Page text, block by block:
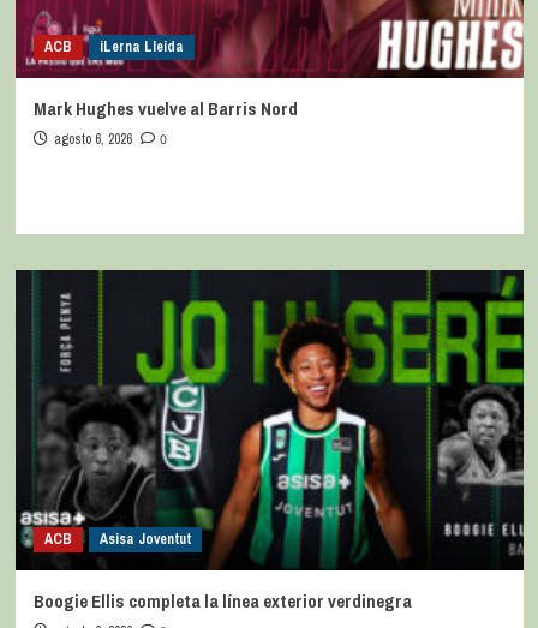
ACB iLerna Lleida
Mark Hughes vuelve al Barris Nord
agosto 6, 2026 0
ACB Asisa Joventut
Boogie Ellis completa la línea exterior verdinegra